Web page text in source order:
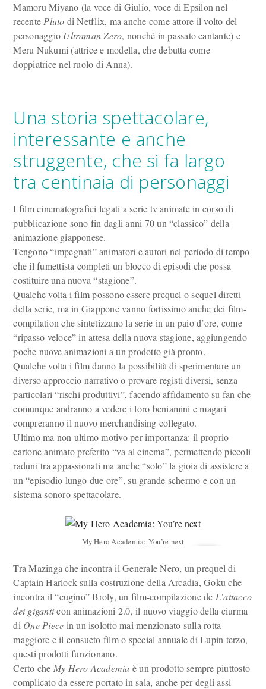
Mamoru Miyano (la voce di Giulio, voce di Epsilon nel
recente Pluto di Netflix, ma anche come attore il volto del
personaggio Ultraman Zero, nonché in passato cantante) e
Meru Nukumi (attrice e modella, che debutta come
doppiatrice nel ruolo di Anna).
Una storia spettacolare,
interessante e anche
struggente, che si fa largo
tra centinaia di personaggi
I film cinematografici legati a serie tv animate in corso di
pubblicazione sono fin dagli anni 70 un “classico” della
animazione giapponese.
Tengono “impegnati” animatori e autori nel periodo di tempo
che il fumettista completi un blocco di episodi che possa
costituire una nuova “stagione”.
Qualche volta i film possono essere prequel o sequel diretti
della serie, ma in Giappone vanno fortissimo anche dei film-
compilation che sintetizzano la serie in un paio d’ore, come
“ripasso veloce” in attesa della nuova stagione, aggiungendo
poche nuove animazioni a un prodotto già pronto.
Qualche volta i film danno la possibilità di sperimentare un
diverso approccio narrativo o provare registi diversi, senza
particolari “rischi produttivi”, facendo affidamento su fan che
comunque andranno a vedere i loro beniamini e magari
compreranno il nuovo merchandising collegato.
Ultimo ma non ultimo motivo per importanza: il proprio
cartone animato preferito “va al cinema”, permettendo piccoli
raduni tra appassionati ma anche “solo” la gioia di assistere a
un “episodio lungo due ore”, su grande schermo e con un
sistema sonoro spettacolare.
My Hero Academia: You’re next
Tra Mazinga che incontra il Generale Nero, un prequel di
Captain Harlock sulla costruzione della Arcadia, Goku che
incontra il “cugino” Broly, un film-compilazione de L’attacco
dei giganticon animazioni 2.0, il nuovo viaggio della ciurma
di One Piece in un isolotto mai menzionato sulla rotta
maggiore e il consueto film o special annuale di Lupin terzo,
questi prodotti funzionano.
Certo che My Hero Academia è un prodotto sempre piuttosto
complicato da essere portato in sala, anche per degli assi